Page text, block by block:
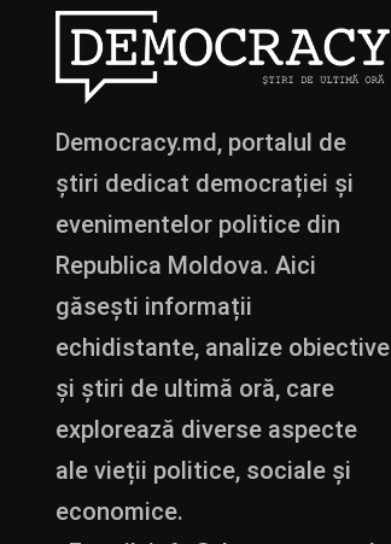
Democracy.md, portalul de
știri dedicat democrației și
evenimentelor politice din
Republica Moldova. Aici
găsești informații
echidistante, analize obiective
și știri de ultimă oră, care
explorează diverse aspecte
ale vieții politice, sociale și
economice.